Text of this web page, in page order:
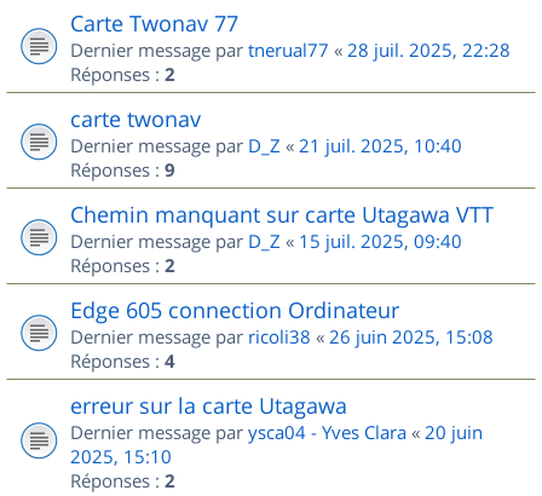
Carte Twonav 77
Dernier message par tnerual77 « 28 juil. 2025, 22:28
Réponses : 2
carte twonav
Dernier message par D_Z « 21 juil. 2025, 10:40
Réponses : 9
Chemin manquant sur carte Utagawa VTT
Dernier message par D_Z « 15 juil. 2025, 09:40
Réponses : 2
Edge 605 connection Ordinateur
Dernier message par ricoli38 « 26 juin 2025, 15:08
Réponses : 4
erreur sur la carte Utagawa
Dernier message par ysca04 - Yves Clara « 20 juin
2025, 15:10
Réponses : 2